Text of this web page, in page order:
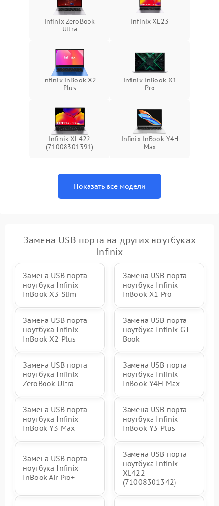
Infinix ZeroBook
Ultra
Infinix XL23
Infinix InBook X2
Plus
Infinix InBook X1
Pro
Infinix XL422
(71008301391)
Infinix InBook Y4H
Max
Показать все модели
Замена USB порта на других ноутбуках
Infinix
Замена USB порта
ноутбука Infinix
InBook X3 Slim
Замена USB порта
ноутбука Infinix
InBook X1 Pro
Замена USB порта
ноутбука Infinix
InBook X2 Plus
Замена USB порта
ноутбука Infinix GT
Book
Замена USB порта
ноутбука Infinix
ZeroBook Ultra
Замена USB порта
ноутбука Infinix
InBook Y4H Max
Замена USB порта
ноутбука Infinix
InBook Y3 Max
Замена USB порта
ноутбука Infinix
InBook Y3 Plus
Замена USB порта
ноутбука Infinix
InBook Air Pro+
Замена USB порта
ноутбука Infinix
XL422
(71008301342)